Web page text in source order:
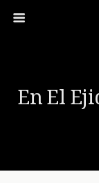
En El